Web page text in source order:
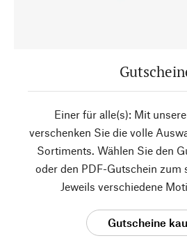
Einer für alle(s): Mit
verschenken Sie die volle
Sortiments. Wählen Sie den
oder den PDF-Gutschein zum
Jeweils verschiedene
Gutscheine